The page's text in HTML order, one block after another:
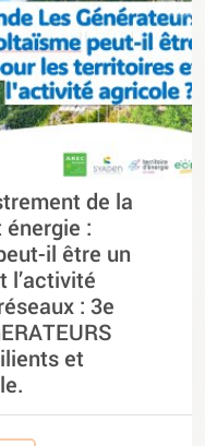
de la
:
il être un
l’activité
: 3e
et